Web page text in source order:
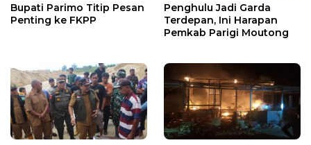
Bupati Parimo Titip Pesan
Penting ke FKPP
Penghulu Jadi Garda
Terdepan, Ini Harapan
Pemkab Parigi Moutong